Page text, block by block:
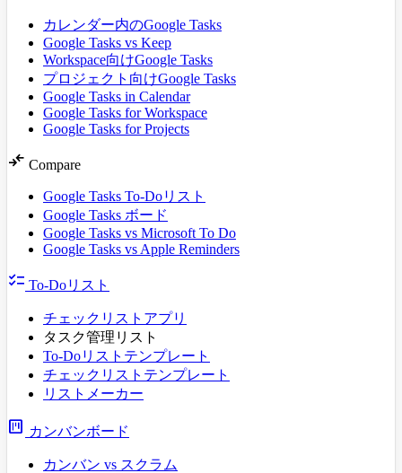
カレンダー内のGoogle Tasks
Google Tasks vs Keep
Workspace向けGoogle Tasks
プロジェクト向けGoogle Tasks
Google Tasks in Calendar
Google Tasks for Workspace
Google Tasks for Projects
compare_arrows Compare
Google Tasks To-Doリスト
Google Tasks ボード
Google Tasks vs Microsoft To Do
Google Tasks vs Apple Reminders
checklist To-Doリスト
チェックリストアプリ
タスク管理リスト
To-Doリストテンプレート
チェックリストテンプレート
リストメーカー
view_kanban カンバンボード
カンバン vs スクラム